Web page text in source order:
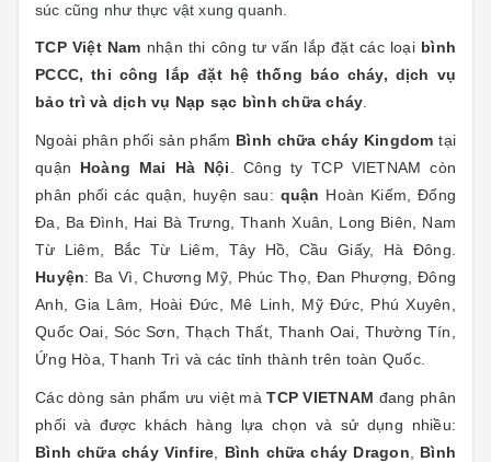
súc cũng như thực vật xung quanh.
TCP Việt Nam nhận thi công tư vấn lắp đặt các loại bình
PCCC, thi công lắp đặt hệ thống báo cháy, dịch vụ
bảo trì và dịch vụ Nạp sạc bình chữa cháy
Ngoài phân phối sản phẩm Bình chữa cháy Kingdom tại
quận Hoàng Mai Hà Nội
. Công ty TCP VIETNAM còn
phân phối các quận, huyện sau: quận Hoàn Kiếm, Đống
Đa, Ba Đình, Hai Bà Trưng, Thanh Xuân, Long Biên, Nam
Từ Liêm, Bắc Từ Liêm, Tây Hồ, Cầu Giấy, Hà Đông.
Huyện: Ba Vì, Chương Mỹ, Phúc Thọ, Đan Phượng, Đông
Anh, Gia Lâm, Hoài Đức, Mê Linh, Mỹ Đức, Phú Xuyên,
Quốc Oai, Sóc Sơn, Thạch Thất, Thanh Oai, Thường Tín,
Ứng Hòa, Thanh Trì và các tỉnh thành trên toàn Quốc.
Các dòng sản phẩm ưu việt màTCP VIETNAM đang phân
phối và được khách hàng lựa chọn và sử dụng nhiều:
Bình chữa cháy Vinfire
Bình chữa cháy Dragon
Bình